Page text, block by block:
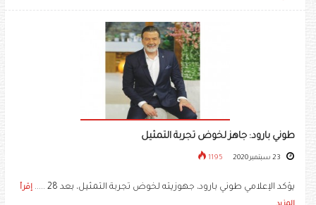
طوني بارود: جاهز لخوض تجربة التمثيل
1195
يؤكد الإعلامي طوني بارود، جهوزيته لخوض تجربة التمثيل، بعد 28 .....
إقرأ